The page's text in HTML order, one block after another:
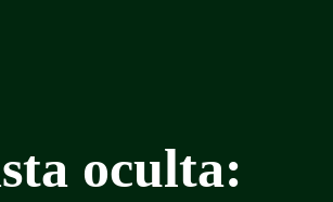
oculta: